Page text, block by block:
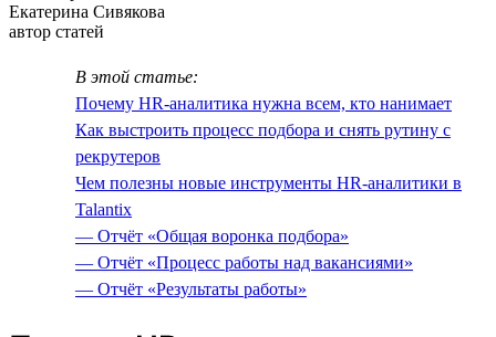
Екатерина Сивякова
автор статей
В этой статье:
Почему HR-аналитика нужна всем, кто нанимает
Как выстроить процесс подбора и снять рутину с
рекрутеров
Чем полезны новые инструменты HR-аналитики в
Talantix
— Отчёт «Общая воронка подбора»
— Отчёт «Процесс работы над вакансиями»
— Отчёт «Результаты работы»